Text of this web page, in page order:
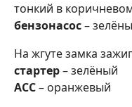
тонкий в
бензонасос–
На жгуте замка
стартер– зелёный
АСС– оранжевый